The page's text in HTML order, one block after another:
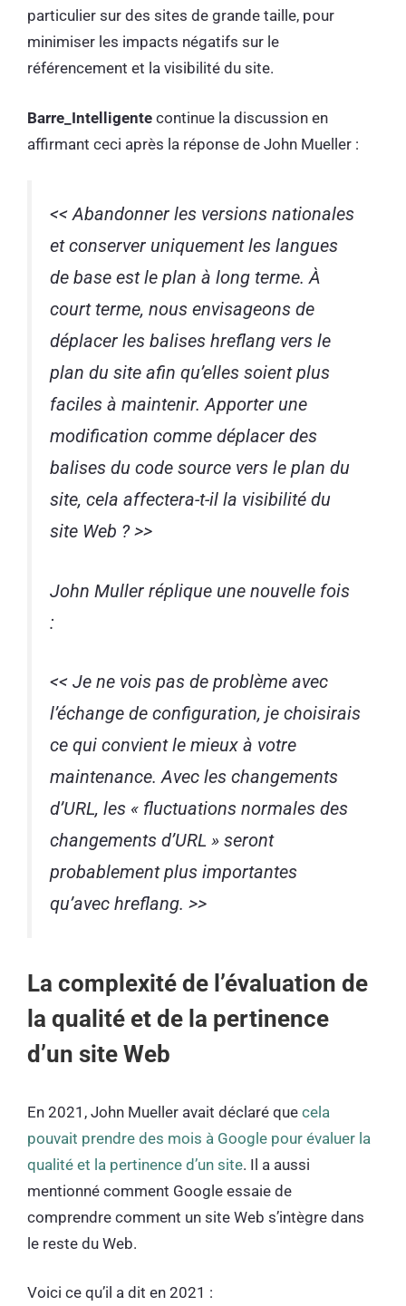
particulier sur des sites de grande taille, pour
minimiser les impacts négatifs sur le
référencement et la visibilité du site.
Barre_Intelligente continue la discussion en
affirmant ceci après la réponse de John Mueller :
<< Abandonner les versions nationales
et conserver uniquement les langues
de base est le plan à long terme. À
court terme, nous envisageons de
déplacer les balises hreflang vers le
plan du site afin qu’elles soient plus
faciles à maintenir. Apporter une
modification comme déplacer des
balises du code source vers le plan du
site, cela affectera-t-il la visibilité du
site Web ? >>
John Muller réplique une nouvelle fois
:
<< Je ne vois pas de problème avec
l’échange de configuration, je choisirais
ce qui convient le mieux à votre
maintenance. Avec les changements
d’URL, les « fluctuations normales des
changements d’URL » seront
probablement plus importantes
qu’avec hreflang. >>
La complexité de l’évaluation de
la qualité et de la pertinence
d’un site Web
En 2021, John Mueller avait déclaré que cela
pouvait prendre des mois à Google pour évaluer la
qualité et la pertinence d’un site. Il a aussi
mentionné comment Google essaie de
comprendre comment un site Web s’intègre dans
le reste du Web.
Voici ce qu’il a dit en 2021 :